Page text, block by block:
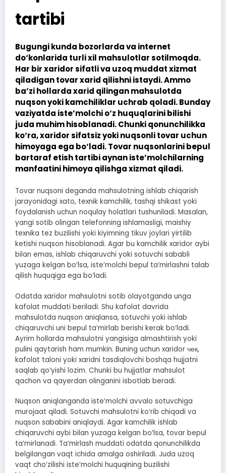
tartibi
Bugungi kunda bozorlarda va internet
do‘konlarida turli xil mahsulotlar sotilmoqda.
Har bir xaridor sifatli va uzoq muddat xizmat
qiladigan tovar xarid qilishni istaydi. Ammo
ba’zi hollarda xarid qilingan mahsulotda
nuqson yoki kamchiliklar uchrab qoladi. Bunday
vaziyatda iste’molchi o‘z huquqlarini bilishi
juda muhim hisoblanadi. Chunki qonunchilikka
ko‘ra, xaridor sifatsiz yoki nuqsonli tovar uchun
himoyaga ega bo‘ladi. Tovar nuqsonlarini bepul
bartaraf etish tartibi aynan iste’molchilarning
manfaatini himoya qilishga xizmat qiladi.
Tovar nuqsoni deganda mahsulotning ishlab chiqarish
jarayonidagi xato, texnik kamchilik, tashqi shikast yoki
foydalanish uchun noqulay holatlari tushuniladi. Masalan,
yangi sotib olingan telefonning ishlamasligi, maishiy
texnika tez buzilishi yoki kiyimning tikuv joylari yirtilib
ketishi nuqson hisoblanadi. Agar bu kamchilik xaridor aybi
bilan emas, ishlab chiqaruvchi yoki sotuvchi sababli
yuzaga kelgan bo‘lsa, iste’molchi bepul ta’mirlashni talab
qilish huquqiga ega bo‘ladi.
Odatda xaridor mahsulotni sotib olayotganda unga
kafolat muddati beriladi. Shu kafolat davrida
mahsulotda nuqson aniqlansa, sotuvchi yoki ishlab
chiqaruvchi uni bepul ta’mirlab berishi kerak bo‘ladi.
Ayrim hollarda mahsulotni yangisiga almashtirish yoki
pulini qaytarish ham mumkin. Buning uchun xaridor чек,
kafolat taloni yoki xaridni tasdiqlovchi boshqa hujjatni
saqlab qo‘yishi lozim. Chunki bu hujjatlar mahsulot
qachon va qayerdan olinganini isbotlab beradi.
Nuqson aniqlanganda iste’molchi avvalo sotuvchiga
murojaat qiladi. Sotuvchi mahsulotni ko‘rib chiqadi va
nuqson sababini aniqlaydi. Agar kamchilik ishlab
chiqaruvchi aybi bilan yuzaga kelgan bo‘lsa, tovar bepul
ta’mirlanadi. Ta’mirlash muddati odatda qonunchilikda
belgilangan vaqt ichida amalga oshiriladi. Juda uzoq
vaqt cho‘zilishi iste’molchi huquqining buzilishi